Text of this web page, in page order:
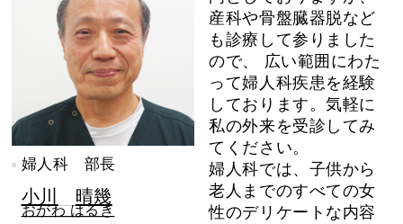
婦人科 部長
小川 晴幾
おがわ はるき
産科や骨盤臓器脱など
も診療して参りました
ので、 広い範囲にわた
って婦人科疾患を経験
しております。気軽に
私の外来を受診してみ
てください。
婦人科では、子供から
老人までのすべての女
性のデリケートな内容